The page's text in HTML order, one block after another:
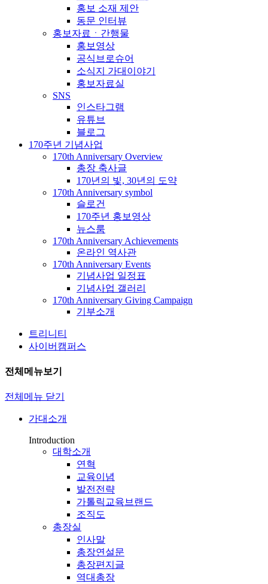
홍보 소재 제안
동문 인터뷰
홍보자료ㆍ간행물
홍보영상
공식브로슈어
소식지 가대이야기
홍보자료실
SNS
인스타그램
유튜브
블로그
170주년 기념사업
170th Anniversary Overview
총장 축사글
170년의 빛, 30년의 도약
170th Anniversary symbol
슬로건
170주년 홍보영상
뉴스룸
170th Anniversary Achievements
온라인 역사관
170th Anniversary Events
기념사업 일정표
기념사업 갤러리
170th Anniversary Giving Campaign
기부소개
트리니티
사이버캠퍼스
전체메뉴보기
전체메뉴 닫기
가대소개
Introduction
대학소개
연혁
교육이념
발전전략
가톨릭교육브랜드
조직도
총장실
인사말
총장연설문
총장편지글
역대총장